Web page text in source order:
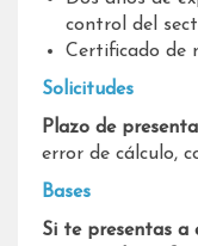
control del
Certificado de
Solicitudes
Plazo de
error de cálculo,
Bases
Si te presentas a